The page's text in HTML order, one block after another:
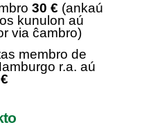
30 € (ankaú
kunulon aú
via ĉambro)
membro de
r.a. aú